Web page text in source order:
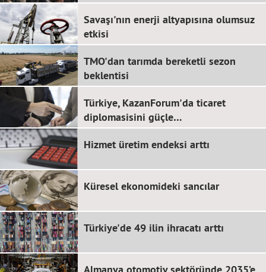
Savaşı'nın enerji altyapısına olumsuz
etkisi
TMO'dan tarımda bereketli sezon
beklentisi
Türkiye, KazanForum'da ticaret
diplomasisini güçle…
Hizmet üretim endeksi arttı
Küresel ekonomideki sancılar
Türkiye'de 49 ilin ihracatı arttı